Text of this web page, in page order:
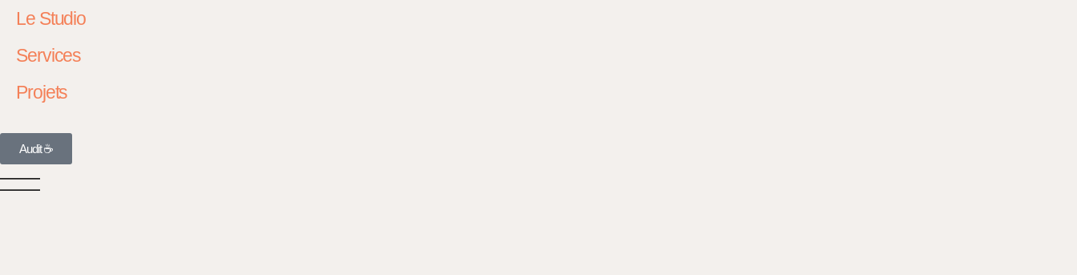
Le Studio
Services
Projets
Audit ☕️